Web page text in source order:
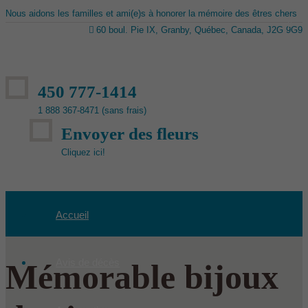
Nous aidons les familles et ami(e)s à honorer la mémoire des êtres chers
60 boul. Pie IX, Granby, Québec, Canada, J2G 9G9
450 777-1414
1 888 367-8471 (sans frais)
Envoyer des fleurs
Cliquez ici!
Accueil
Mémorable bijoux